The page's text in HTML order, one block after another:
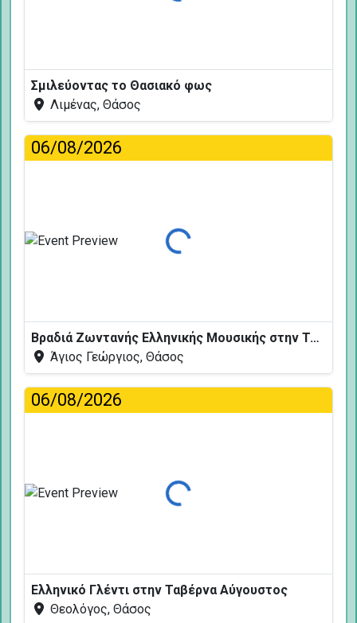
Σμιλεύοντας το Θασιακό φως
Λιμένας, Θάσος
06/08/2026
Φόρτωση...
Βραδιά Ζωντανής Ελληνικής Μουσικής στην Ταβέρνα Κελάρι
Άγιος Γεώργιος, Θάσος
06/08/2026
Φόρτωση...
Ελληνικό Γλέντι στην Ταβέρνα Αύγουστος
Θεολόγος, Θάσος